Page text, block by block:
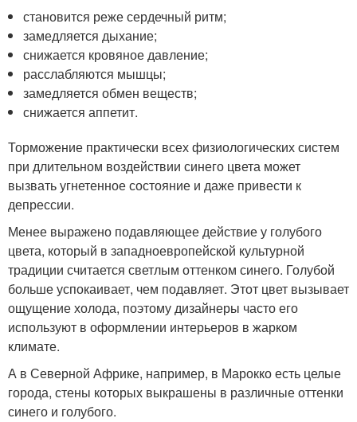
становится реже сердечный ритм;
замедляется дыхание;
снижается кровяное давление;
расслабляются мышцы;
замедляется обмен веществ;
снижается аппетит.
Торможение практически всех физиологических систем
при длительном воздействии синего цвета может
вызвать угнетенное состояние и даже привести к
депрессии.
Менее выражено подавляющее действие у голубого
цвета, который в западноевропейской культурной
традиции считается светлым оттенком синего. Голубой
больше успокаивает, чем подавляет. Этот цвет вызывает
ощущение холода, поэтому дизайнеры часто его
используют в оформлении интерьеров в жарком
климате.
А в Северной Африке, например, в Марокко есть целые
города, стены которых выкрашены в различные оттенки
синего и голубого.